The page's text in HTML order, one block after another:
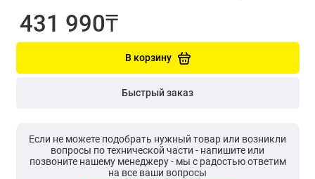
431 990₸
В корзину
Быстрый заказ
Если не можете подобрать нужный товар или возникли
вопросы по технической части - напишите или
позвоните нашему менеджеру - мы с радостью ответим
на все ваши вопросы